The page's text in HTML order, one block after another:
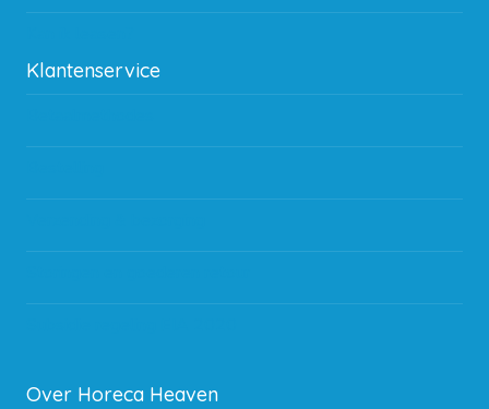
Klantenservice
Over Horeca Heaven